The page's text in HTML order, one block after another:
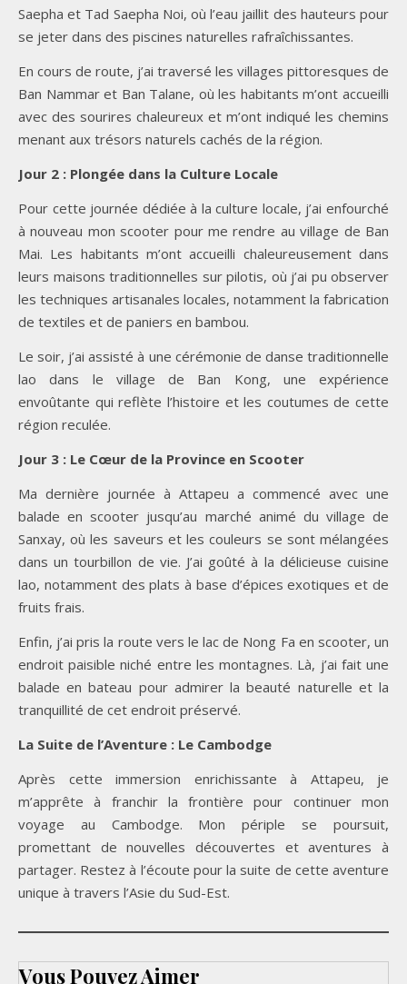
Saepha et Tad Saepha Noi, où l’eau jaillit des hauteurs pour
se jeter dans des piscines naturelles rafraîchissantes.
En cours de route, j’ai traversé les villages pittoresques de
Ban Nammar et Ban Talane, où les habitants m’ont accueilli
avec des sourires chaleureux et m’ont indiqué les chemins
menant aux trésors naturels cachés de la région.
Jour 2 : Plongée dans la Culture Locale
Pour cette journée dédiée à la culture locale, j’ai enfourché
à nouveau mon scooter pour me rendre au village de Ban
Mai. Les habitants m’ont accueilli chaleureusement dans
leurs maisons traditionnelles sur pilotis, où j’ai pu observer
les techniques artisanales locales, notamment la fabrication
de textiles et de paniers en bambou.
Le soir, j’ai assisté à une cérémonie de danse traditionnelle
lao dans le village de Ban Kong, une expérience
envoûtante qui reflète l’histoire et les coutumes de cette
région reculée.
Jour 3 : Le Cœur de la Province en Scooter
Ma dernière journée à Attapeu a commencé avec une
balade en scooter jusqu’au marché animé du village de
Sanxay, où les saveurs et les couleurs se sont mélangées
dans un tourbillon de vie. J’ai goûté à la délicieuse cuisine
lao, notamment des plats à base d’épices exotiques et de
fruits frais.
Enfin, j’ai pris la route vers le lac de Nong Fa en scooter, un
endroit paisible niché entre les montagnes. Là, j’ai fait une
balade en bateau pour admirer la beauté naturelle et la
tranquillité de cet endroit préservé.
La Suite de l’Aventure : Le Cambodge
Après cette immersion enrichissante à Attapeu, je
m’apprête à franchir la frontière pour continuer mon
voyage au Cambodge. Mon périple se poursuit,
promettant de nouvelles découvertes et aventures à
partager. Restez à l’écoute pour la suite de cette aventure
unique à travers l’Asie du Sud-Est.
Vous Pouvez Aimer